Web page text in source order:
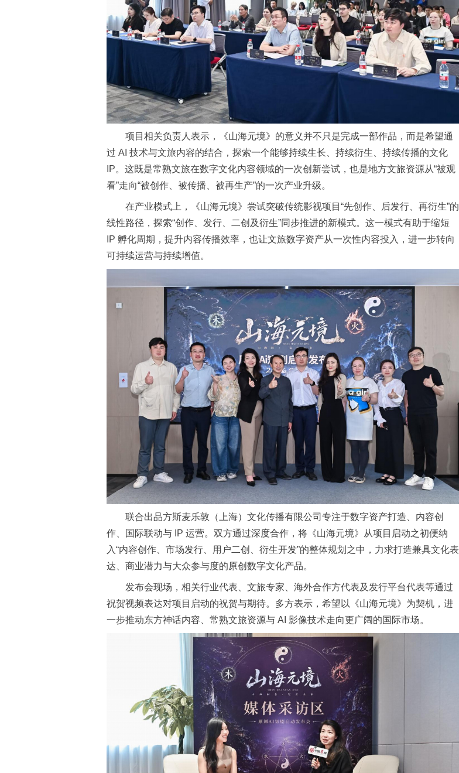
项目相关负责人表示，《山海元境》的意义并不只是完成一部作品，而是希望通
过 AI 技术与文旅内容的结合，探索一个能够持续生长、持续衍生、持续传播的文化
IP。这既是常熟文旅在数字文化内容领域的一次创新尝试，也是地方文旅资源从“被观
看”走向“被创作、被传播、被再生产”的一次产业升级。
在产业模式上，《山海元境》尝试突破传统影视项目“先创作、后发行、再衍生”的
线性路径，探索“创作、发行、二创及衍生”同步推进的新模式。这一模式有助于缩短
IP 孵化周期，提升内容传播效率，也让文旅数字资产从一次性内容投入，进一步转向
可持续运营与持续增值。
联合出品方斯麦乐敦（上海）文化传播有限公司专注于数字资产打造、内容创
作、国际联动与 IP 运营。双方通过深度合作，将《山海元境》从项目启动之初便纳
入“内容创作、市场发行、用户二创、衍生开发”的整体规划之中，力求打造兼具文化表
达、商业潜力与大众参与度的原创数字文化产品。
发布会现场，相关行业代表、文旅专家、海外合作方代表及发行平台代表等通过
祝贺视频表达对项目启动的祝贺与期待。多方表示，希望以《山海元境》为契机，进
一步推动东方神话内容、常熟文旅资源与 AI 影像技术走向更广阔的国际市场。